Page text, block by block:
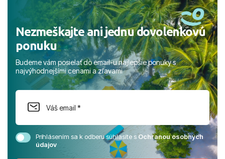
Nezmeškajte ani jednu dovolenkovú
ponuku
Budeme vám posielať do email-u najlepšie ponuky s
najvýhodnejšími cenami a zľavami
Prihlásením sa k odberu súhlasíte sOchranou osobných
údajov